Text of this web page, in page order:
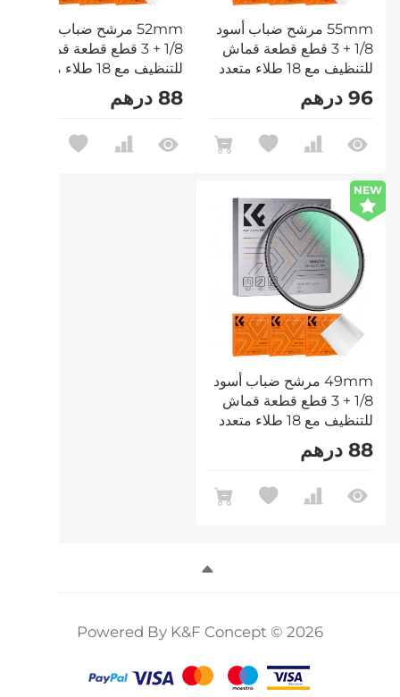
55mm مرشح ضباب أسود
1/8 + 3 قطع قطعة قماش
للتنظيف مع 18 طلاء متعدد
الطبقات سلسلة Nano K
96 درهم
52mm مرشح ضباب أسود
1/8 + 3 قطع قطعة قماش
للتنظيف مع 18 طلاء متعدد
الطبقات سلسلة Nano K
88 درهم
NEW
49mm مرشح ضباب أسود
1/8 + 3 قطع قطعة قماش
للتنظيف مع 18 طلاء متعدد
الطبقات سلسلة Nano K
88 درهم
Powered By K&F Concept © 2026